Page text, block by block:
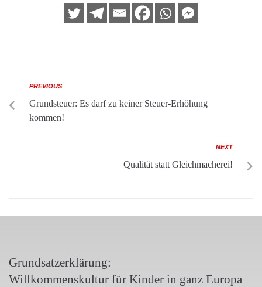
PREVIOUS
Grundsteuer: Es darf zu keiner Steuer-Erhöhung
kommen!
NEXT
Qualität statt Gleichmacherei!
Grundsatzerklärung:
Willkommenskultur für Kinder in ganz Europa